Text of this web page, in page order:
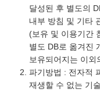
달성된 후 별도의
내부 방침 및 기타
(보유 및 이용기간
별도 DB로 옮겨진
보유되어지는 이외
파기방법 : 전자적
재생할 수 없는 기